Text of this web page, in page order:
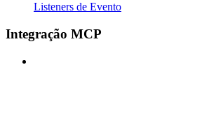
Listeners de Evento
Integração MCP